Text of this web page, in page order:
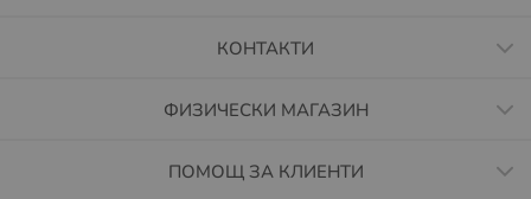
КОНТАКТИ
ФИЗИЧЕСКИ МАГАЗИН
ПОМОЩ ЗА КЛИЕНТИ